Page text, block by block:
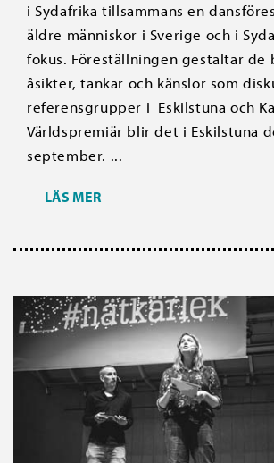
i Sydafrika tillsammans en
äldre människor i Sverige och i
fokus. Föreställningen gestaltar de
åsikter, tankar och känslor som
referensgrupper i Eskilstuna och
Världspremiär blir det i Eskilstuna
september. ...
LÄS MER